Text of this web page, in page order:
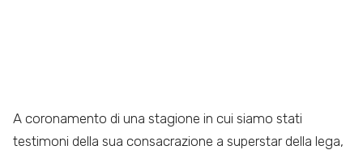
A coronamento di una stagione in cui siamo stati
testimoni della sua consacrazione a superstar della lega,